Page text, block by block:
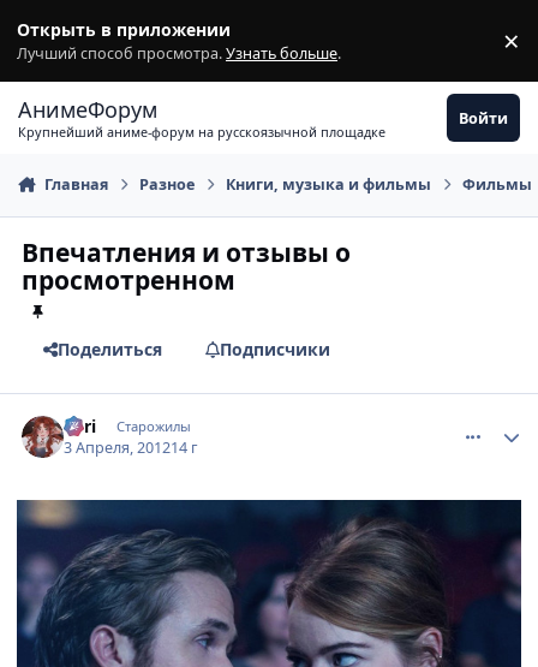
Открыть в приложении
Лучший способ просмотра.Узнать больше. ×
АнимеФорум
Крупнейший аниме-форум на русскоязычной площадке
Войти
Главная Разное Книги, музыка и фильмы Фильмы
Впечатления и отзывы о
просмотренном
Поделиться Подписчики
Tоri Старожилы
3 Апреля, 201214 г